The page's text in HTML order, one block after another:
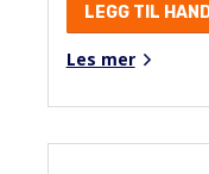
LEGG TIL
Les mer